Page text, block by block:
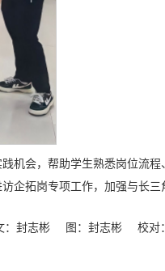
会，帮助学生熟悉岗位流程
企拓岗专项工作，加强与长
：封志彬 图：封志彬 校对